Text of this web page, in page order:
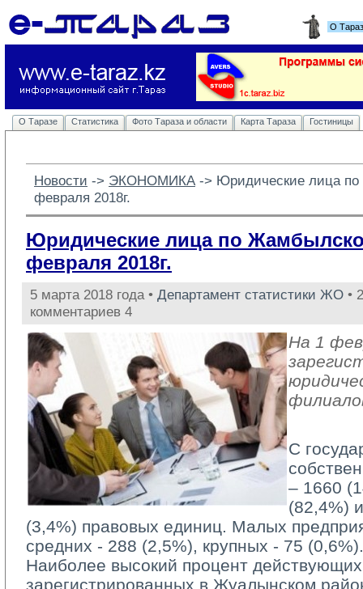
О
О Таразе Статистика Фото Тараза и области Карта Тараза Гостиницы
Новости -> ЭКОНОМИКА -> Юридические лица
февраля 2018г.
Юридические лица по
февраля 2018г.
5 марта 2018 года • Департамент статистики ЖО •
комментариев 4
На 1
С
– 1660
(82,4%)
(3,4%) правовых единиц. Малых
средних - 288 (2,5%), крупных - 75 (0,6%).
Наиболее высокий процент
зарегистрированных в Жуалынском